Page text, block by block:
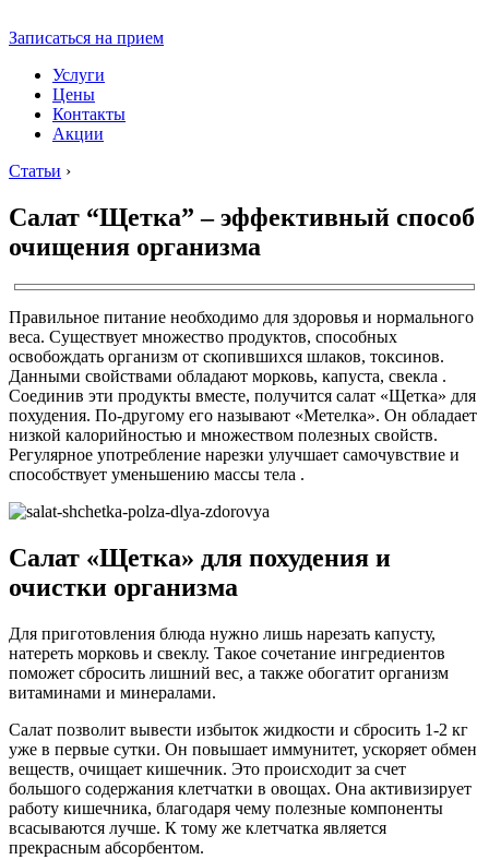
Записаться на прием
Услуги
Цены
Контакты
Акции
Статьи ›
Салат “Щетка” – эффективный способ
очищения организма
Правильное питание необходимо для здоровья и нормального
веса. Существует множество продуктов, способных
освобождать организм от скопившихся шлаков, токсинов.
Данными свойствами обладают морковь, капуста, свекла .
Соединив эти продукты вместе, получится салат «Щетка» для
похудения. По-другому его называют «Метелка». Он обладает
низкой калорийностью и множеством полезных свойств.
Регулярное употребление нарезки улучшает самочувствие и
способствует уменьшению массы тела .
Салат «Щетка» для похудения и
очистки организма
Для приготовления блюда нужно лишь нарезать капусту,
натереть морковь и свеклу. Такое сочетание ингредиентов
поможет сбросить лишний вес, а также обогатит организм
витаминами и минералами.
Салат позволит вывести избыток жидкости и сбросить 1-2 кг
уже в первые сутки. Он повышает иммунитет, ускоряет обмен
веществ, очищает кишечник. Это происходит за счет
большого содержания клетчатки в овощах. Она активизирует
работу кишечника, благодаря чему полезные компоненты
всасываются лучше. К тому же клетчатка является
прекрасным абсорбентом.